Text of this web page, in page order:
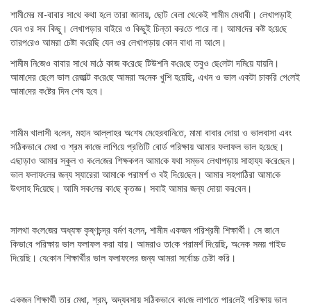
শামী‌মের মা-বাবার সা‌থে কথা হ‌লে তারা জানায়, ছোট বেলা থে‌কেই শামীম মেধাবী। লেখাপড়াই
যেন ওর সব কিছু। লেখাপড়ার বাইরে ও কিছুই চিন্তা কর‌তে পা‌রে না। আমা‌দের কষ্ট হ‌য়ে‌ছে
তারপ‌রেও আমরা চেষ্টা ক‌রে‌ছি যেন ওর লেখাপড়ায় কোন বাধা না আ‌সে।
শামীম নি‌জেও বাবার সা‌থে মা‌ঠে কাজ ক‌রে‌ছে টিউশ‌নি ক‌রে‌ছে তবুও ছে‌লেটা দ‌মি‌য়ে যায়নি।
আমা‌দের ‌ছে‌লে ভাল রে‌জাল্ট ক‌রে‌ছে আমরা অ‌নেক খু‌শি হ‌য়ে‌ছি, এখন ও ভাল একটা চাক‌রি পে‌লেই
আমা‌দের ক‌ষ্টের দিন শেষ হ‌বে।
শামীম খালাসী ব‌লেন, মহান আল্লাহর অ‌শেষ মে‌হেরবা‌নি‌তে, মামা বাবার দোয়া ও ভালবাসা এবং
স‌ঠিকভা‌বে মেধা ও শ্রম কা‌জে লা‌গি‌য়ে প্রতি‌টি বোর্ড প‌রিক্ষায় আমার ফলাফল ভাল হ‌য়ে‌ছে।
এছাড়াও আমার স্কুল ও ক‌লে‌জের শিক্ষকগন আমা‌কে যথা সম্ভব লেখাপড়ায় সাহায্য ক‌রে‌ছেন।
ভাল ফলাফ‌লের জন্য স্যারেরা আমা‌কে পরামর্শ ও বই দি‌য়ে‌ছেন। আমার সহপা‌ঠিরা আমা‌কে
উৎসাহ দি‌য়েছে। আমি সক‌লের কা‌ছে কৃতজ্ঞ। সবাই আমার জন্য দোয়া কর‌বেন।
সালথা ক‌লে‌জের অধ্যক্ষ কৃষ্ণচন্দ্র বর্মণ ব‌লেন, শামীম একজন প‌রিশ্রমী শিক্ষার্থী। সে জা‌নে
কিভা‌বে প‌রিক্ষায় ভাল ফলাফল করা যায়। আমরাও তা‌কে পরামর্শ দি‌য়ে‌ছি, অ‌নেক সময় গাইড
দি‌য়ে‌ছি। যে‌কোন শিক্ষার্থীর ভাল ফলাফলের জন্য আমরা সর্বোচ্চ চেষ্টা ক‌রি।
একজন শিক্ষার্থী তার মেধা, শ্রম, অদ্যবসায় স‌ঠিকভা‌বে কা‌জে লাগা‌তে পার‌লেই প‌রিক্ষায় ভাল